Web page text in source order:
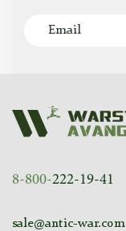
8-800-222-19-41
sale@antic-war.com